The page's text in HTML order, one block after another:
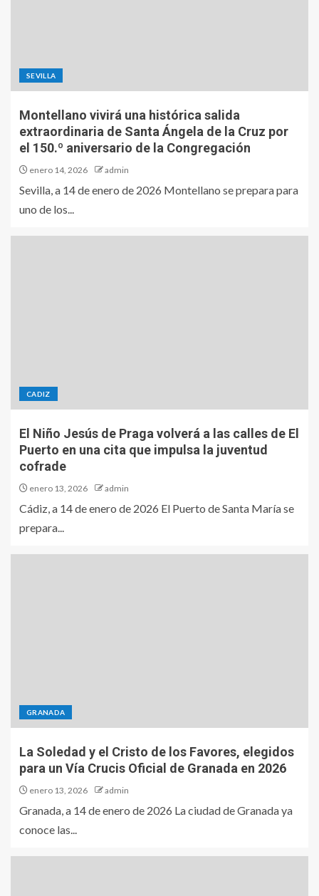
SEVILLA
Montellano vivirá una histórica salida
extraordinaria de Santa Ángela de la Cruz por
el 150.º aniversario de la Congregación
enero 14, 2026 admin
Sevilla, a 14 de enero de 2026 Montellano se prepara para
uno de los...
CADIZ
El Niño Jesús de Praga volverá a las calles de El
Puerto en una cita que impulsa la juventud
cofrade
enero 13, 2026 admin
Cádiz, a 14 de enero de 2026 El Puerto de Santa María se
prepara...
GRANADA
La Soledad y el Cristo de los Favores, elegidos
para un Vía Crucis Oficial de Granada en 2026
enero 13, 2026 admin
Granada, a 14 de enero de 2026 La ciudad de Granada ya
conoce las...